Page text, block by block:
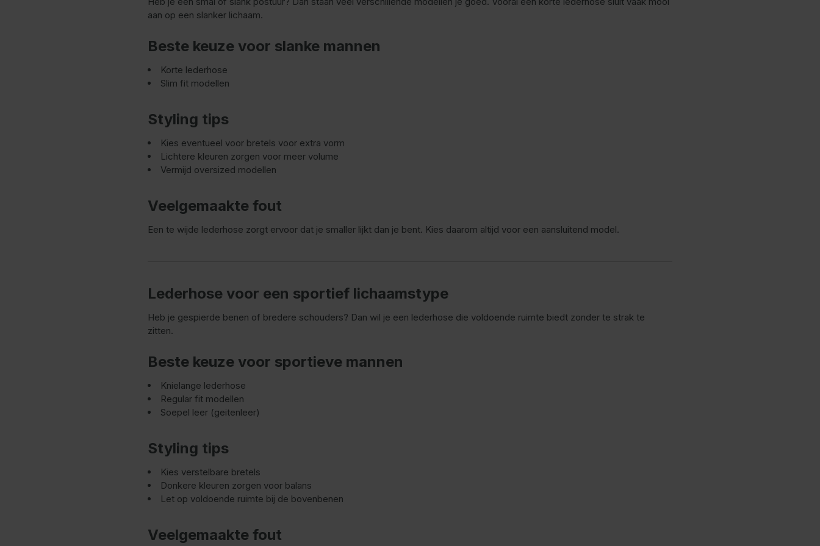
aan op een slanker lichaam.
Beste keuze voor slanke mannen
Korte lederhose
Slim fit modellen
Styling tips
Kies eventueel voor bretels voor extra vorm
Lichtere kleuren zorgen voor meer volume
Vermijd oversized modellen
Veelgemaakte fout
Een te wijde lederhose zorgt ervoor dat je smaller lijkt dan je bent. Kies daarom altijd voor een aansluitend model.
Lederhose voor een sportief lichaamstype
Heb je gespierde benen of bredere schouders? Dan wil je een lederhose die voldoende ruimte biedt zonder te strak te
zitten.
Beste keuze voor sportieve mannen
Knielange lederhose
Regular fit modellen
Soepel leer (geitenleer)
Styling tips
Kies verstelbare bretels
Donkere kleuren zorgen voor balans
Let op voldoende ruimte bij de bovenbenen
Veelgemaakte fout